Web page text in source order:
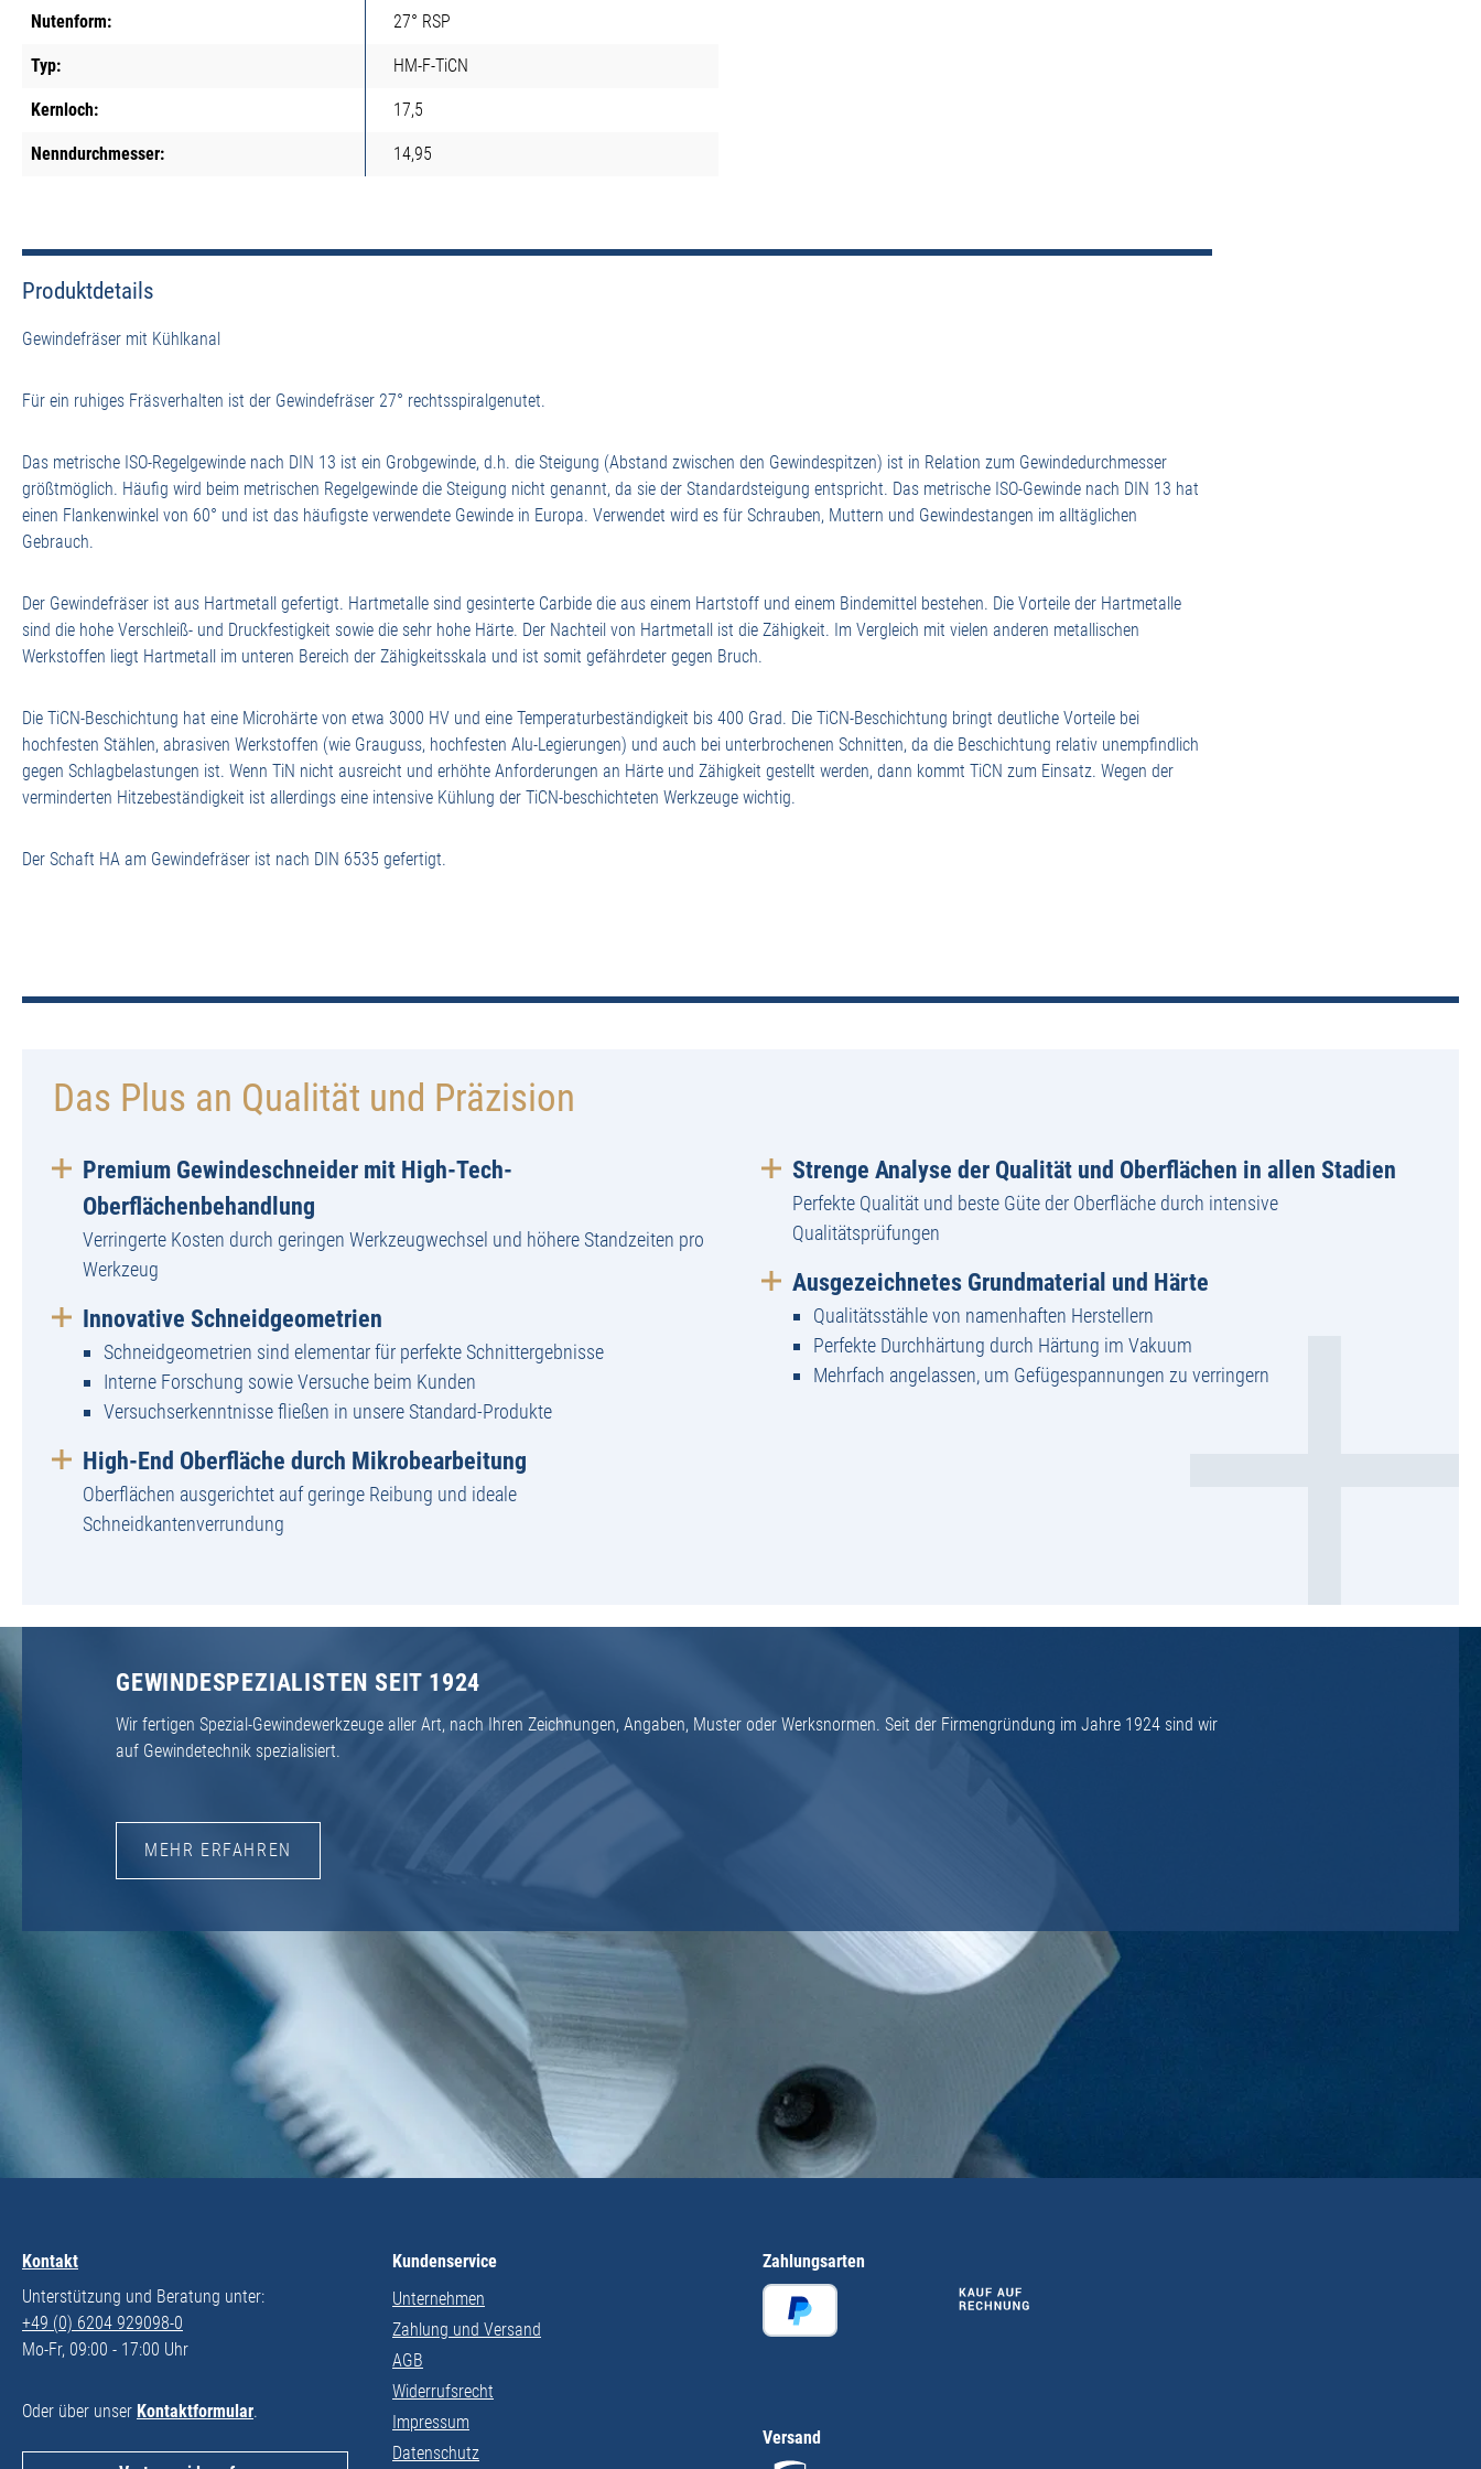
Nutenform: 27° RSP
Typ: HM-F-TiCN
Kernloch: 17,5
Nenndurchmesser: 14,95
Produktdetails
Gewindefräser mit Kühlkanal
Für ein ruhiges Fräsverhalten ist der Gewindefräser 27° rechtsspiralgenutet.
Das metrische ISO-Regelgewinde nach DIN 13 ist ein Grobgewinde, d.h. die Steigung (Abstand zwischen den Gewindespitzen) ist in Relation zum Gewindedurchmesser
größtmöglich. Häufig wird beim metrischen Regelgewinde die Steigung nicht genannt, da sie der Standardsteigung entspricht. Das metrische ISO-Gewinde nach DIN 13 hat
einen Flankenwinkel von 60° und ist das häufigste verwendete Gewinde in Europa. Verwendet wird es für Schrauben, Muttern und Gewindestangen im alltäglichen
Gebrauch.
Der Gewindefräser ist aus Hartmetall gefertigt. Hartmetalle sind gesinterte Carbide die aus einem Hartstoff und einem Bindemittel bestehen. Die Vorteile der Hartmetalle
sind die hohe Verschleiß- und Druckfestigkeit sowie die sehr hohe Härte. Der Nachteil von Hartmetall ist die Zähigkeit. Im Vergleich mit vielen anderen metallischen
Werkstoffen liegt Hartmetall im unteren Bereich der Zähigkeitsskala und ist somit gefährdeter gegen Bruch.
Die TiCN-Beschichtung hat eine Microhärte von etwa 3000 HV und eine Temperaturbeständigkeit bis 400 Grad. Die TiCN-Beschichtung bringt deutliche Vorteile bei
hochfesten Stählen, abrasiven Werkstoffen (wie Grauguss, hochfesten Alu-Legierungen) und auch bei unterbrochenen Schnitten, da die Beschichtung relativ unempfindlich
gegen Schlagbelastungen ist. Wenn TiN nicht ausreicht und erhöhte Anforderungen an Härte und Zähigkeit gestellt werden, dann kommt TiCN zum Einsatz. Wegen der
verminderten Hitzebeständigkeit ist allerdings eine intensive Kühlung der TiCN-beschichteten Werkzeuge wichtig.
Der Schaft HA am Gewindefräser ist nach DIN 6535 gefertigt.
Das Plus an Qualität und Präzision
Premium Gewindeschneider mit High-Tech-
Oberflächenbehandlung
Verringerte Kosten durch geringen Werkzeugwechsel und höhere Standzeiten pro
Werkzeug
Innovative Schneidgeometrien
Schneidgeometrien sind elementar für perfekte Schnittergebnisse
Interne Forschung sowie Versuche beim Kunden
Versuchserkenntnisse fließen in unsere Standard-Produkte
High-End Oberfläche durch Mikrobearbeitung
Oberflächen ausgerichtet auf geringe Reibung und ideale
Schneidkantenverrundung
Strenge Analyse der Qualität und Oberflächen in allen Stadien
Perfekte Qualität und beste Güte der Oberfläche durch intensive
Qualitätsprüfungen
Ausgezeichnetes Grundmaterial und Härte
Qualitätsstähle von namenhaften Herstellern
Perfekte Durchhärtung durch Härtung im Vakuum
Mehrfach angelassen, um Gefügespannungen zu verringern
GEWINDESPEZIALISTEN SEIT 1924
Wir fertigen Spezial-Gewindewerkzeuge aller Art, nach Ihren Zeichnungen, Angaben, Muster oder Werksnormen. Seit der Firmengründung im Jahre 1924 sind wir
auf Gewindetechnik spezialisiert.
MEHR ERFAHREN
Kontakt
Unterstützung und Beratung unter:
+49 (0) 6204 929098-0
Mo-Fr, 09:00 - 17:00 Uhr
Oder über unser Kontaktformular.
Kundenservice
Unternehmen
Zahlung und Versand
AGB
Widerrufsrecht
Impressum
Datenschutz
Zahlungsarten
Versand